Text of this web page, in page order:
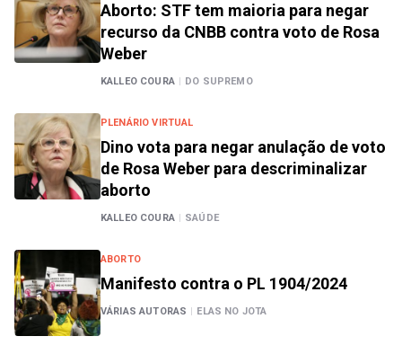
Aborto: STF tem maioria para negar
recurso da CNBB contra voto de Rosa
Weber
KALLEO COURA | DO SUPREMO
PLENÁRIO VIRTUAL
Dino vota para negar anulação de voto
de Rosa Weber para descriminalizar
aborto
KALLEO COURA | SAÚDE
ABORTO
Manifesto contra o PL 1904/2024
VÁRIAS AUTORAS | ELAS NO JOTA